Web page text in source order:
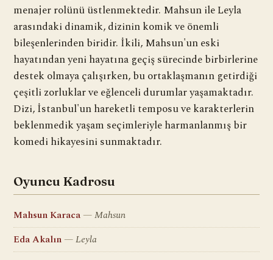
menajer rolünü üstlenmektedir. Mahsun ile Leyla
arasındaki dinamik, dizinin komik ve önemli
bileşenlerinden biridir. İkili, Mahsun'un eski
hayatından yeni hayatına geçiş sürecinde birbirlerine
destek olmaya çalışırken, bu ortaklaşmanın getirdiği
çeşitli zorluklar ve eğlenceli durumlar yaşamaktadır.
Dizi, İstanbul'un hareketli temposu ve karakterlerin
beklenmedik yaşam seçimleriyle harmanlanmış bir
komedi hikayesini sunmaktadır.
Oyuncu Kadrosu
Mahsun Karaca
Mahsun
Eda Akalın
Leyla